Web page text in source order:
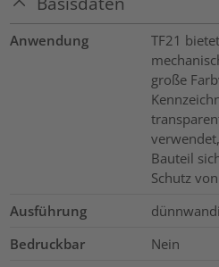
Anwendung
TF21
große
Bauteil
Schutz
Ausführung
Bedruckbar
Nein